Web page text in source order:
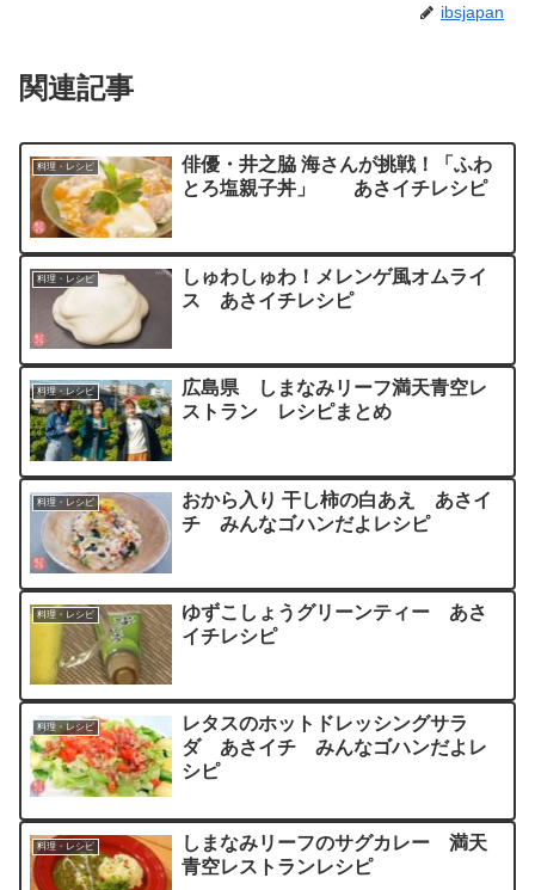
ibsjapan
関連記事
料理・レシピ
俳優・井之脇 海さんが挑戦！「ふわ
とろ塩親子丼」 あさイチレシピ
料理・レシピ
しゅわしゅわ！メレンゲ風オムライ
ス あさイチレシピ
料理・レシピ
広島県 しまなみリーフ満天青空レ
ストラン レシピまとめ
料理・レシピ
おから入り 干し柿の白あえ あさイ
チ みんなゴハンだよレシピ
料理・レシピ
ゆずこしょうグリーンティー あさ
イチレシピ
料理・レシピ
レタスのホットドレッシングサラ
ダ あさイチ みんなゴハンだよレ
シピ
料理・レシピ
しまなみリーフのサグカレー 満天
青空レストランレシピ